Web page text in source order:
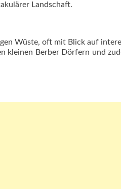
Landschaft.
Wüste, oft mit Blick auf
kleinen Berber Dörfern und